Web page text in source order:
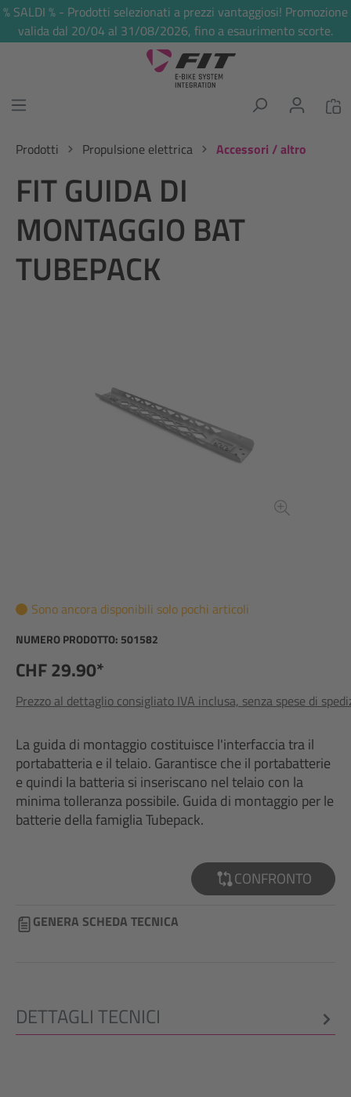
principale
% SALDI % - Prodotti selezionati a prezzi vantaggiosi! Promozione
valida dal 20/04 al 31/08/2026, fino a esaurimento scorte.
Prodotti Propulsione elettrica Accessori / altro
FIT GUIDA DI
MONTAGGIO BAT
TUBEPACK
Sono ancora disponibili solo pochi articoli
NUMERO PRODOTTO: 501582
CHF 29.90*
Prezzo al dettaglio consigliato IVA inclusa, senza spese di
La guida di montaggio costituisce l'interfaccia tra il
portabatteria e il telaio. Garantisce che il portabatterie
e quindi la batteria si inseriscano nel telaio con la
minima tolleranza possibile. Guida di montaggio per le
batterie della famiglia Tubepack.
CONFRONTO
GENERA SCHEDA TECNICA
DETTAGLI TECNICI